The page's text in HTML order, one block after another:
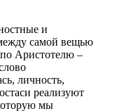
и
самой вещью
Аристотелю –
личность,
реализуют
мы